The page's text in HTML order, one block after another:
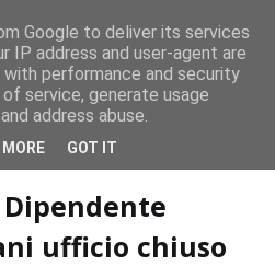
a Vaccarella: il programma
Milazzo. Dipendente positivo,
Dipendente
ufficio chiuso
Google to deliver its services
IP address and user-agent are
performance and security
service, generate usage
address abuse.
MORE GOT IT